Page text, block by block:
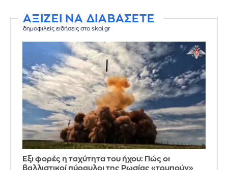
ΑΞΙΖΕΙ ΝΑ ΔΙΑΒΑΣΕΤΕ
δημοφιλείς ειδήσεις στο skai.gr
Έξι φορές η ταχύτητα του ήχου: Πώς οι
βαλλιστικοί πύραυλοι της Ρωσίας «τρυπούν»